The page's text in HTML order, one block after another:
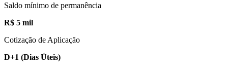
Saldo mínimo de permanência
R$ 5 mil
Cotização de Aplicação
D+1 (Dias Úteis)